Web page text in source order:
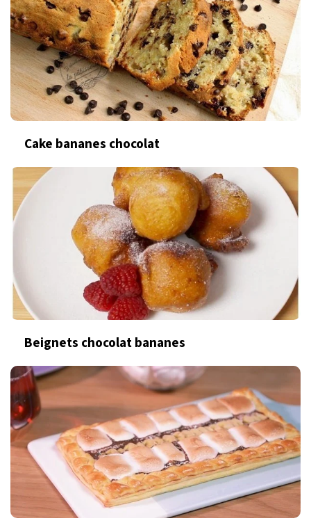
Cake bananes chocolat
Beignets chocolat bananes